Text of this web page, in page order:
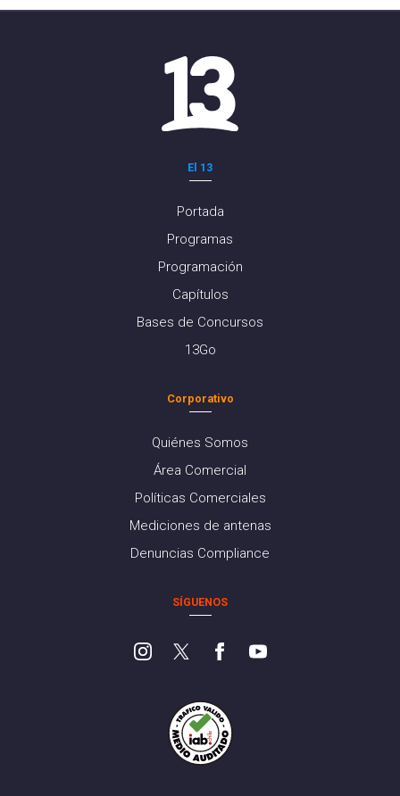
El 13
Portada
Programas
Programación
Capítulos
Bases de Concursos
13Go
Corporativo
Quiénes Somos
Área Comercial
Políticas Comerciales
Mediciones de antenas
Denuncias Compliance
SÍGUENOS